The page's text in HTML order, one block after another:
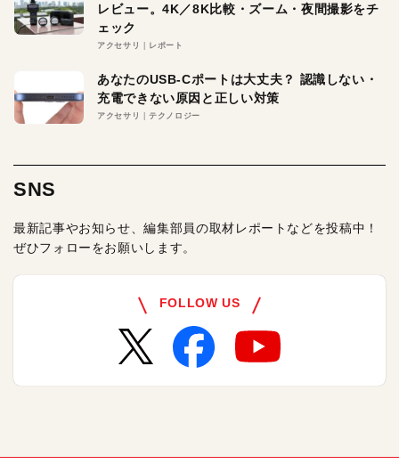
レビュー。4K／8K比較・ズーム・夜間撮影をチ
ェック
アクセサリ レポート
あなたのUSB-Cポートは大丈夫？ 認識しない・
充電できない原因と正しい対策
アクセサリ テクノロジー
SNS
最新記事やお知らせ、編集部員の取材レポートなどを投稿中！
ぜひフォローをお願いします。
FOLLOW US